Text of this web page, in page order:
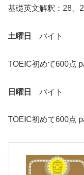
基礎英文解釈：28、
土曜日 バイト
TOEIC初めて600点
日曜日 バイト
TOEIC初めて600点